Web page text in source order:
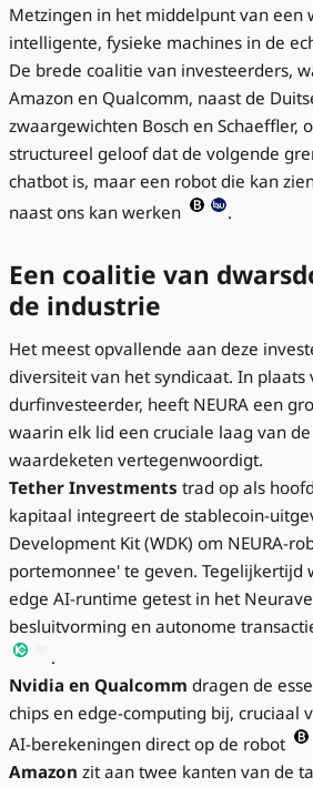
Metzingen in het middelpunt van een
intelligente, fysieke machines in de
De brede coalitie van investeerders,
Amazon en Qualcomm, naast de
zwaargewichten Bosch en Schaeffler,
structureel geloof dat de volgende
chatbot is, maar een robot die kan
naast ons kan werken
.
Een coalitie van
de industrie
Het meest opvallende aan deze
diversiteit van het syndicaat. In plaats
durfinvesteerder, heeft NEURA een
waarin elk lid een cruciale laag van
waardeketen vertegenwoordigt.
Tether Investments trad op als
kapitaal integreert de stablecoin-
Development Kit (WDK) om NEURA-
portemonnee' te geven. Tegelijkertijd
edge AI-runtime getest in het
besluitvorming en autonome
.
Nvidia en Qualcomm dragen de
chips en edge-computing bij, cruciaal
AI-berekeningen direct op de robot
Amazon zit aan twee kanten van de